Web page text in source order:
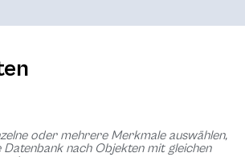
oder mehrere Merkmale auswählen,
Datenbank nach Objekten mit gleichen